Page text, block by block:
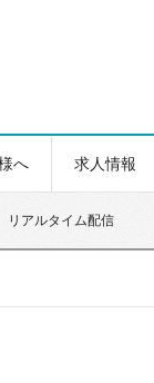
へ 求人情報
アルタイム配信